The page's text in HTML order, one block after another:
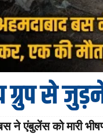
ने एंबुलेंस को मारी